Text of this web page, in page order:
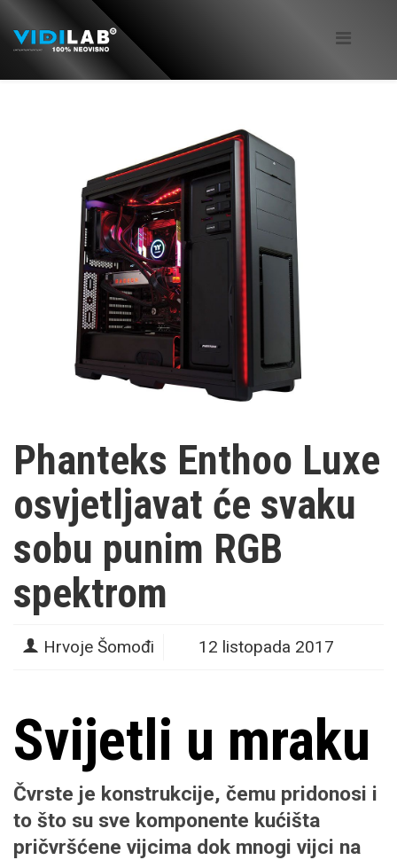
Phanteks Enthoo Luxe
osvjetljavat će svaku
sobu punim RGB
spektrom
Hrvoje Šomođi 12 listopada 2017
Svijetli u mraku
Čvrste je konstrukcije, čemu pridonosi i
to što su sve komponente kućišta
pričvršćene vijcima dok mnogi vijci na